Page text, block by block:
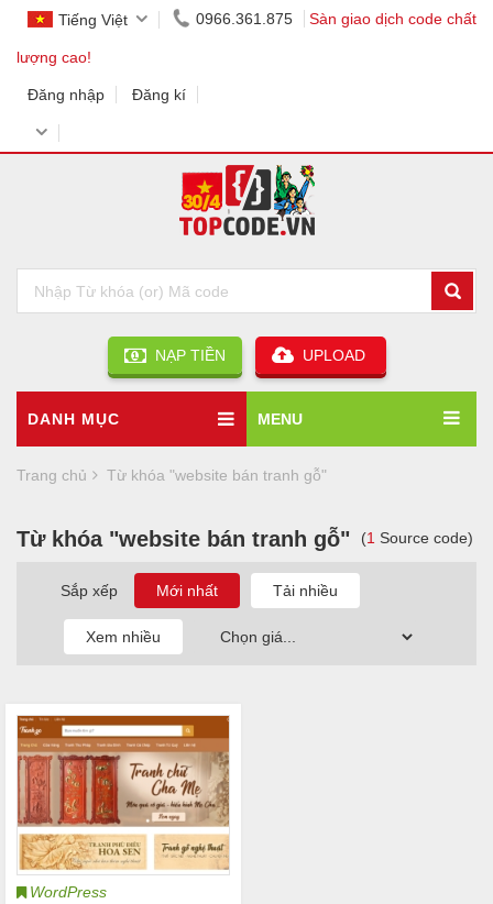
Tiếng Việt 0966.361.875 Sàn giao dịch code chất
lượng cao!
Đăng nhập Đăng kí
NẠP TIỀN UPLOAD
DANH MỤC MENU
Trang chủ Từ khóa "website bán tranh gỗ"
Từ khóa "website bán tranh gỗ" (1 Source code)
Sắp xếp
WordPress